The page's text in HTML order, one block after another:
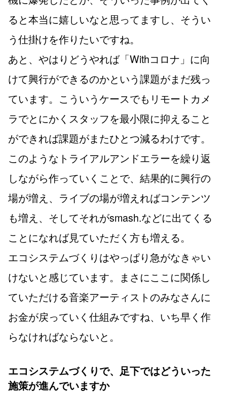
ると本当に嬉しいなと思ってますし、そうい
う仕掛けを作りたいですね。
あと、やはりどうやれば「Withコロナ」に向
けて興行ができるのかという課題がまだ残っ
ています。こういうケースでもリモートカメ
ラでとにかくスタッフを最小限に抑えること
ができれば課題がまたひとつ減るわけです。
このようなトライアルアンドエラーを繰り返
しながら作っていくことで、結果的に興行の
場が増え、ライブの場が増えればコンテンツ
も増え、そしてそれがsmash.などに出てくる
ことになれば見ていただく方も増える。
エコシステムづくりはやっぱり急がなきゃい
けないと感じています。まさにここに関係し
ていただける音楽アーティストのみなさんに
お金が戻っていく仕組みですね、いち早く作
らなければならないと。
エコシステムづくりで、足下ではどういった
施策が進んでいますか